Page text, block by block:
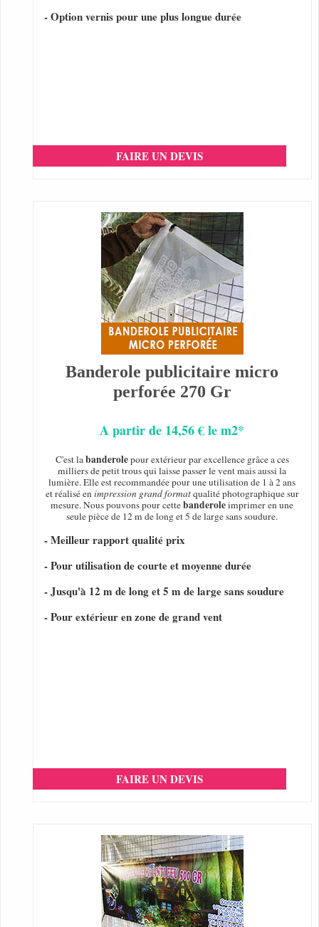
- Option vernis pour une plus longue durée
FAIRE UN DEVIS
Banderole publicitaire micro
perforée 270 Gr
A partir de 14,56 € le m2*
C'est labanderolepour extérieur par excellence grâce a ces
milliers de petit trous qui laisse passer le vent mais aussi la
lumière. Elle est recommandée pour une utilisation de 1 à 2 ans
et réalisé enimpression grand formatqualité photographique sur
mesure. Nous pouvons pour cettebanderoleimprimer en une
seule pièce de 12 m de long et 5 de large sans soudure.
- Meilleur rapport qualité prix
- Pour utilisation de courte et moyenne durée
- Jusqu'à 12 m de long et 5 m de large sans soudure
- Pour extérieur en zone de grand vent
FAIRE UN DEVIS